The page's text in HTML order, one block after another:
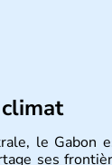
le Gabon
ses